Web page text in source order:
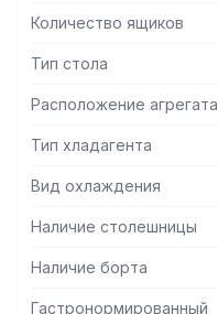
Количество ящиков
Тип стола
Расположение агрегата
Тип хладагента
Вид охлаждения
Наличие столешницы
Наличие борта
Гастронормированный